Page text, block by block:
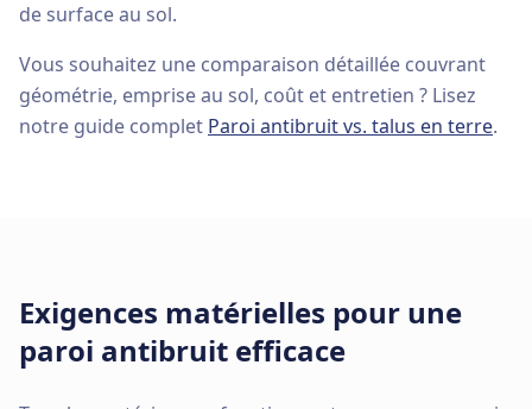
de surface au sol.
Vous souhaitez une comparaison détaillée couvrant
géométrie, emprise au sol, coût et entretien ? Lisez
notre guide complet Paroi antibruit vs. talus en terre.
Exigences matérielles pour une
paroi antibruit efficace